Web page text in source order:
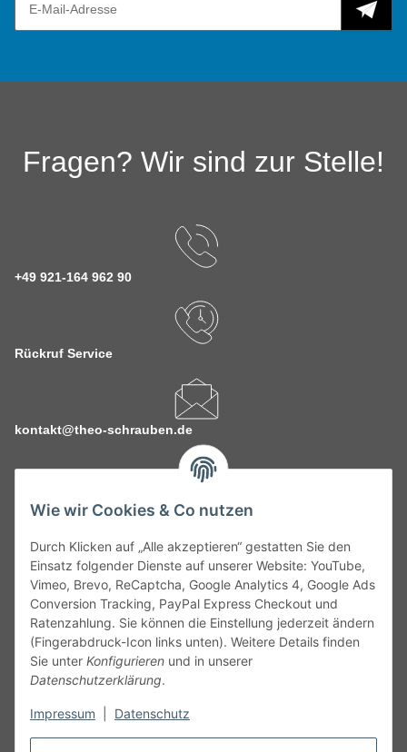
Wie wir Cookies & Co nutzen
Durch Klicken auf „Alle akzeptieren“ gestatten Sie den
Einsatz folgender Dienste auf unserer Website: YouTube,
Vimeo, Brevo, ReCaptcha, Google Analytics 4, Google Ads
Conversion Tracking, PayPal Express Checkout und
Ratenzahlung. Sie können die Einstellung jederzeit ändern
(Fingerabdruck-Icon links unten). Weitere Details finden
Sie unter Konfigurieren und in unserer
Datenschutzerklärung.
Impressum Datenschutz
Fragen? Wir sind zur Stelle!
+49 921-164 962 90
Rückruf Service
kontakt@theo-schrauben.de
Service
Gesetzliche Informationen
Alle technischen Angaben ohne Gewähr. Irrtümer und fehlerhafte
Angaben vorbehalten. Wenn Sie Datenblätter oder spezielle
unseren Kundenservice. Abbildungen der Artikel können